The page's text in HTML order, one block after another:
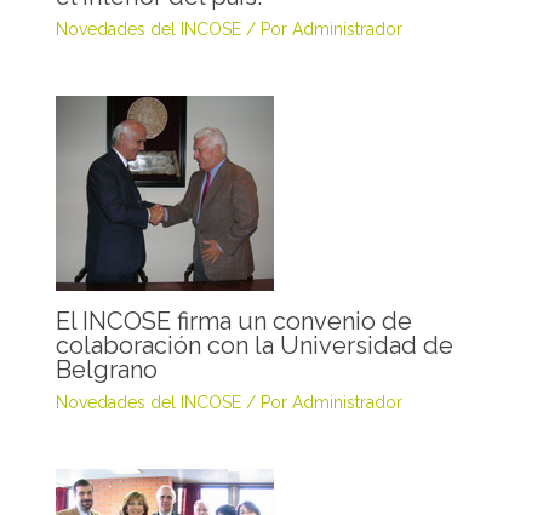
Novedades del INCOSE/ Por Administrador
El INCOSE firma un convenio de
colaboración con la Universidad de
Belgrano
Novedades del INCOSE/ Por Administrador